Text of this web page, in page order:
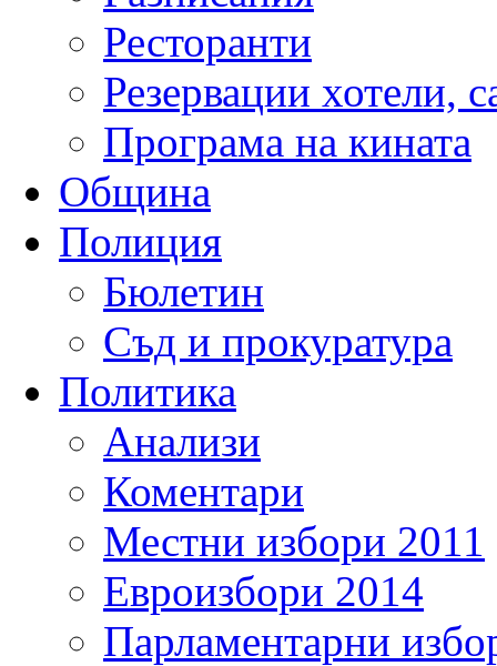
Ресторанти
Резервации хотели,
Програма на кината
Община
Полиция
Бюлетин
Съд и прокуратура
Политика
Анализи
Коментари
Местни избори 2011
Евроизбори 2014
Парламентарни